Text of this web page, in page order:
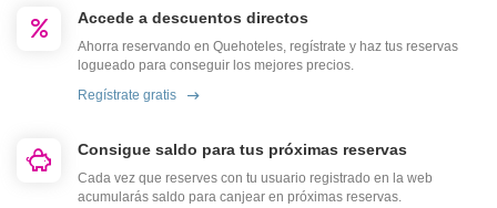
Accede a descuentos directos
Ahorra reservando en Quehoteles, regístrate y haz tus reservas
logueado para conseguir los mejores precios.
Regístrate gratis
Consigue saldo para tus próximas reservas
Cada vez que reserves con tu usuario registrado en la web
acumularás saldo para canjear en próximas reservas.